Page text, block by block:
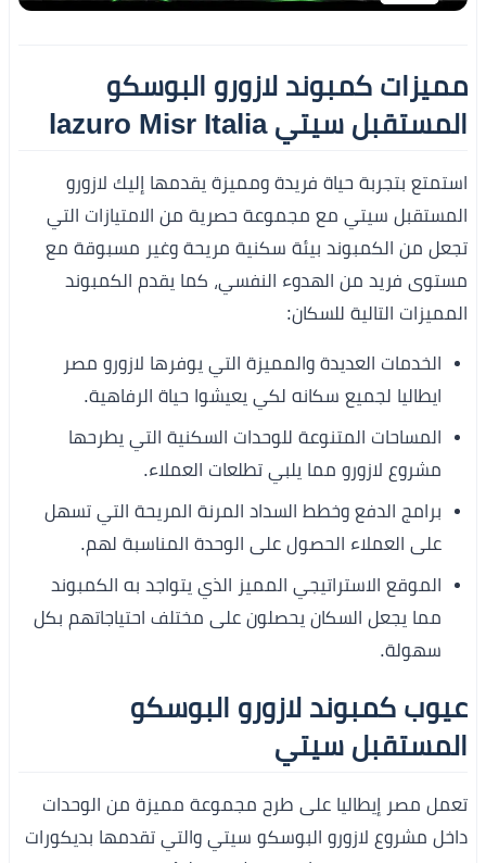
مميزات كمبوند لازورو البوسكو
المستقبل سيتي lazuro Misr Italia
استمتع بتجربة حياة فريدة ومميزة يقدمها إليك لازورو
المستقبل سيتي مع مجموعة حصرية من الامتيازات التي
تجعل من الكمبوند بيئة سكنية مريحة وغير مسبوقة مع
مستوى فريد من الهدوء النفسي، كما يقدم الكمبوند
المميزات التالية للسكان:
الخدمات العديدة والمميزة التي يوفرها لازورو مصر
ايطاليا لجميع سكانه لكي يعيشوا حياة الرفاهية.
المساحات المتنوعة للوحدات السكنية التي يطرحها
مشروع لازورو مما يلبي تطلعات العملاء.
برامج الدفع وخطط السداد المرنة المريحة التي تسهل
على العملاء الحصول على الوحدة المناسبة لهم.
الموقع الاستراتيجي المميز الذي يتواجد به الكمبوند
مما يجعل السكان يحصلون على مختلف احتياجاتهم بكل
سهولة.
عيوب كمبوند لازورو البوسكو
المستقبل سيتي
تعمل مصر إيطاليا على طرح مجموعة مميزة من الوحدات
داخل مشروع لازورو البوسكو سيتي والتي تقدمها بديكورات